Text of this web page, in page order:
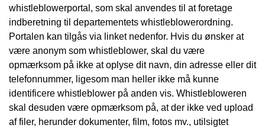
whistleblowerportal, som skal anvendes til at foretage
indberetning til departementets whistleblowerordning.
Portalen kan tilgås via linket nedenfor. Hvis du ønsker at
være anonym som whistleblower, skal du være
opmærksom på ikke at oplyse dit navn, din adresse eller dit
telefonnummer, ligesom man heller ikke må kunne
identificere whistleblower på anden vis. Whistlebloweren
skal desuden være opmærksom på, at der ikke ved upload
af filer, herunder dokumenter, film, fotos mv., utilsigtet